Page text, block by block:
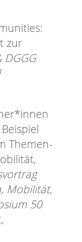
zur
DGGG
Themen-
Mobilität,
50